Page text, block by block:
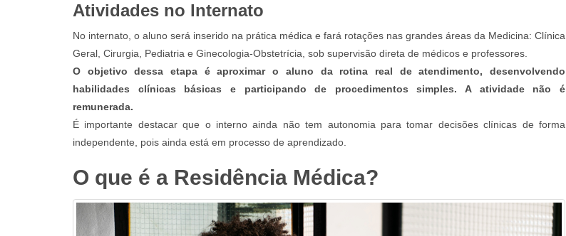
Atividades no Internato
No internato, o aluno será inserido na prática médica e fará rotações nas grandes áreas da Medicina: Clínica
Geral, Cirurgia, Pediatria e Ginecologia-Obstetrícia, sob supervisão direta de médicos e professores.
O objetivo dessa etapa é aproximar o aluno da rotina real de atendimento, desenvolvendo
habilidades clínicas básicas e participando de procedimentos simples. A atividade não é
remunerada.
É importante destacar que o interno ainda não tem autonomia para tomar decisões clínicas de forma
independente, pois ainda está em processo de aprendizado.
O que é a Residência Médica?